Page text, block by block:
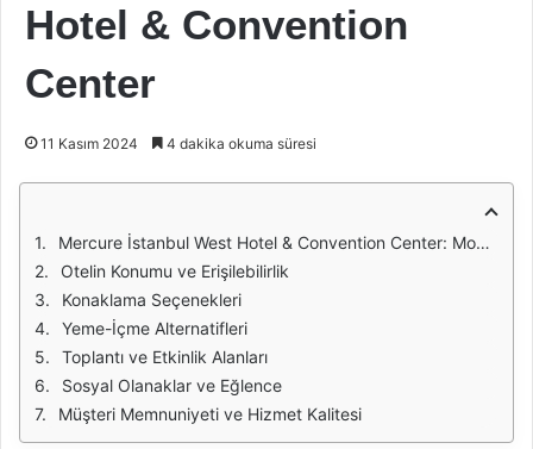
Hotel & Convention
Center
11 Kasım 2024 4 dakika okuma süresi
Mercure İstanbul West Hotel & Convention Center: Modern Konforun Adresi
Otelin Konumu ve Erişilebilirlik
Konaklama Seçenekleri
Yeme-İçme Alternatifleri
Toplantı ve Etkinlik Alanları
Sosyal Olanaklar ve Eğlence
Müşteri Memnuniyeti ve Hizmet Kalitesi